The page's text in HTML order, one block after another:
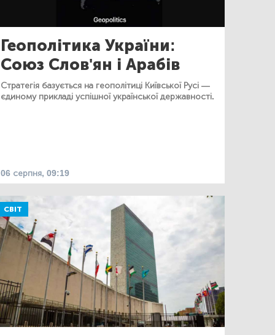
Геополітика України:
Союз Слов'ян і Арабів
Стратегія базується на геополітиці Київської Русі —
єдиному прикладі успішної української державності.
06 серпня, 09:19
СВІТ